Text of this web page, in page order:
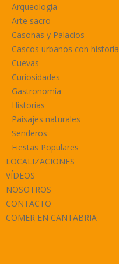
Arqueología
Arte sacro
Casonas y Palacios
Cascos urbanos con historia
Cuevas
Curiosidades
Gastronomía
Historias
Paisajes naturales
Senderos
Fiestas Populares
LOCALIZACIONES
VÍDEOS
NOSOTROS
CONTACTO
COMER EN CANTABRIA